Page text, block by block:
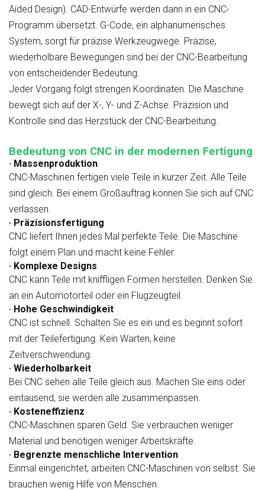
Aided Design). CAD-Entwürfe werden dann in ein CNC-
Programm übersetzt. G-Code, ein alphanumerisches
System, sorgt für präzise Werkzeugwege. Präzise,
wiederholbare Bewegungen sind bei der CNC-Bearbeitung
von entscheidender Bedeutung.
Jeder Vorgang folgt strengen Koordinaten. Die Maschine
bewegt sich auf der X-, Y- und Z-Achse. Präzision und
Kontrolle sind das Herzstück der CNC-Bearbeitung.
Bedeutung von CNC in der modernen Fertigung
· Massenproduktion
CNC-Maschinen fertigen viele Teile in kurzer Zeit. Alle Teile
sind gleich. Bei einem Großauftrag können Sie sich auf CNC
verlassen.
· Präzisionsfertigung
CNC liefert Ihnen jedes Mal perfekte Teile. Die Maschine
folgt einem Plan und macht keine Fehler.
· Komplexe Designs
CNC kann Teile mit kniffligen Formen herstellen. Denken Sie
an ein Automotorteil oder ein Flugzeugteil.
· Hohe Geschwindigkeit
CNC ist schnell. Schalten Sie es ein und es beginnt sofort
mit der Teilefertigung. Kein Warten, keine
Zeitverschwendung.
· Wiederholbarkeit
Bei CNC sehen alle Teile gleich aus. Machen Sie eins oder
eintausend, sie werden alle zusammenpassen.
· Kosteneffizienz
CNC-Maschinen sparen Geld. Sie verbrauchen weniger
Material und benötigen weniger Arbeitskräfte.
· Begrenzte menschliche Intervention
Einmal eingerichtet, arbeiten CNC-Maschinen von selbst. Sie
brauchen wenig Hilfe von Menschen.